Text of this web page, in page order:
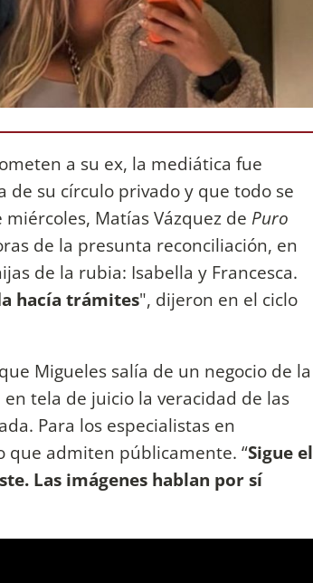
a su ex, la mediática fue
su círculo privado y que todo se
Matías Vázquez de Puro
de la presunta reconciliación, en
de la rubia: Isabella y Francesca.
hacía trámites", dijeron en el ciclo
Migueles salía de un negocio de la
tela de juicio la veracidad de las
Para los especialistas en
que admiten públicamente. “Sigue el
Las imágenes hablan por sí